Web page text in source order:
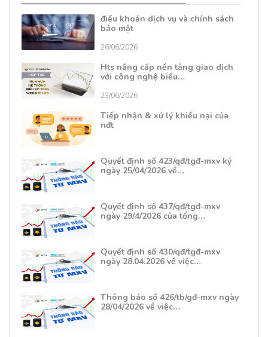
điều khoản dịch vụ và chính sách
bảo mật
26/06/2026
Hts nâng cấp nền tảng giao dịch
với công nghệ biểu…
23/06/2026
Tiếp nhận & xử lý khiếu nại của
nđt
Quyết định số 423/qđ/tgđ-mxv ký
ngày 25/04/2026 về…
Quyết định số 437/qđ/tgđ-mxv
ngày 29/4/2026 của tổng…
Quyết định số 430/qđ/tgđ-mxv
ngày 28.04.2026 về việc…
Thông báo số 426/tb/gđ-mxv ngày
28/04/2026 về việc…